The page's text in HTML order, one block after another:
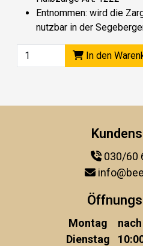
Entnommen: wird die
nutzbar in der
In den
030/60
Montag
Dienstag